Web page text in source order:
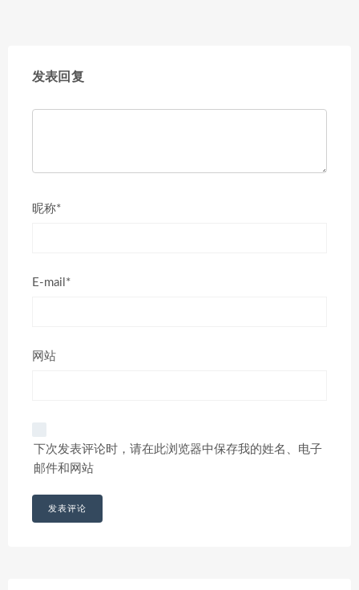
发表回复
昵称*
E-mail*
网站
下次发表评论时，请在此浏览器中保存我的姓名、电子
邮件和网站